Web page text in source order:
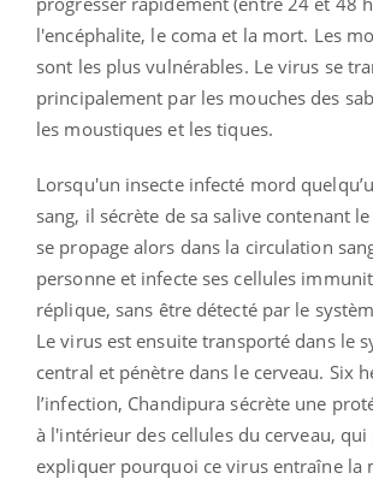
l'encéphalite, le coma et la mort. Les
sont les plus vulnérables. Le virus se
principalement par les mouches des
les moustiques et les tiques.
Lorsqu'un insecte infecté mord
sang, il sécrète de sa salive contenant
se propage alors dans la circulation
personne et infecte ses cellules
réplique, sans être détecté par le
Le virus est ensuite transporté dans le
central et pénètre dans le cerveau. Six
l’infection, Chandipura sécrète une
à l'intérieur des cellules du cerveau,
expliquer pourquoi ce virus entraîne la